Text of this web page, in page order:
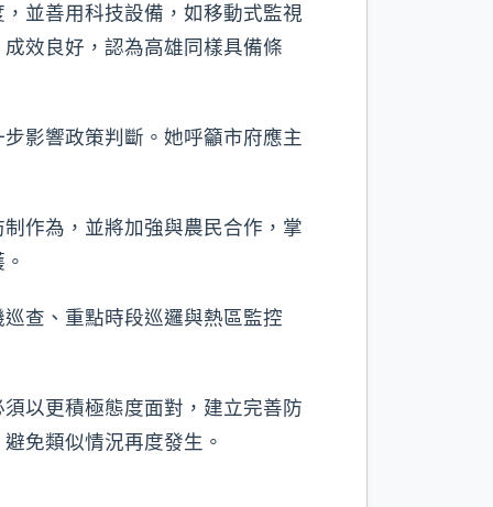
並善用科技設備，如移動式監視
效良好，認為高雄同樣具備條
影響政策判斷。她呼籲市府應主
作為，並將加強與農民合作，掌
查、重點時段巡邏與熱區監控
以更積極態度面對，建立完善防
免類似情況再度發生。